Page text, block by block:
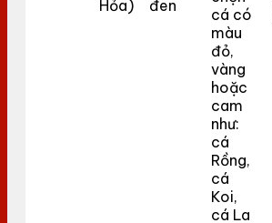
Hỏa)
đen
cá có
màu
đỏ,
vàng
hoặc
cam
như:
cá
Rồng,
cá
Koi,
cá La